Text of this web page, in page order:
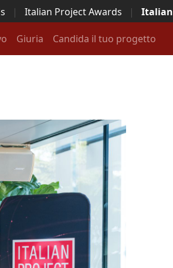
| Italian Project Awards |
Italian
Giuria Candida il tuo progetto